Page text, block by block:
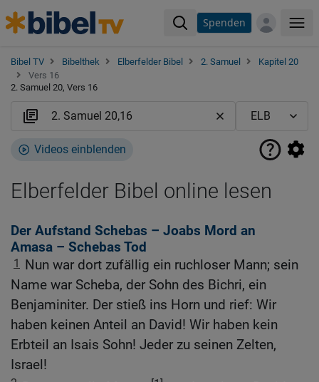
Spenden
Bibel TV Bibelthek Elberfelder Bibel 2. Samuel
Kapitel 20
Vers 16
2. Samuel 20, Vers 16
Videos einblenden
Elberfelder Bibel online lesen
Der Aufstand Schebas – Joabs Mord an
Amasa – Schebas Tod
1
Nun war dort zufällig ein ruchloser Mann; sein
Name war Scheba, der Sohn des Bichri, ein
Benjaminiter. Der stieß ins Horn und rief: Wir
haben keinen Anteil an David! Wir haben kein
Erbteil an Isais Sohn! Jeder zu seinen Zelten,
Israel!